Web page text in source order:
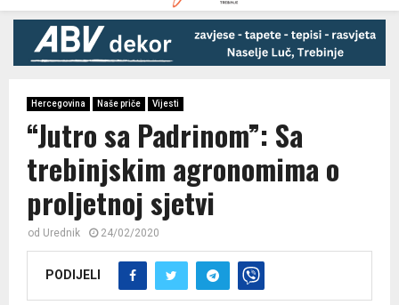
MENU
Hercegovina Naše priče Vijesti
“Jutro sa Padrinom”: Sa
trebinjskim agronomima o
proljetnoj sjetvi
od Urednik 24/02/2020
PODIJELI